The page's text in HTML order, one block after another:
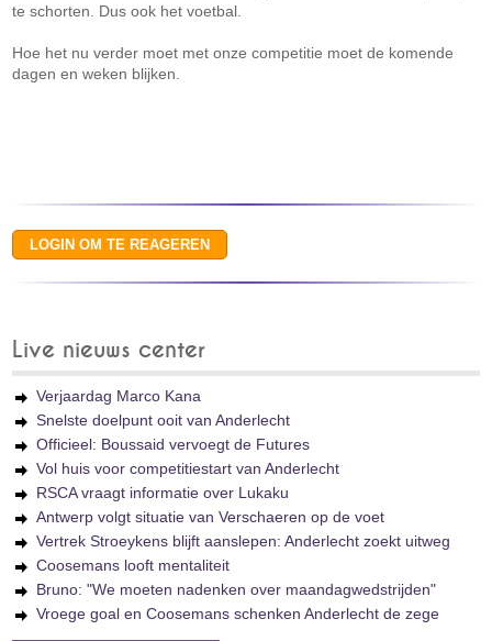
te schorten. Dus ook het voetbal.
Hoe het nu verder moet met onze competitie moet de komende
dagen en weken blijken.
Live nieuws center
Verjaardag Marco Kana
Snelste doelpunt ooit van Anderlecht
Officieel: Boussaid vervoegt de Futures
Vol huis voor competitiestart van Anderlecht
RSCA vraagt informatie over Lukaku
Antwerp volgt situatie van Verschaeren op de voet
Vertrek Stroeykens blijft aanslepen: Anderlecht zoekt uitweg
Coosemans looft mentaliteit
Bruno: "We moeten nadenken over maandagwedstrijden"
Vroege goal en Coosemans schenken Anderlecht de zege